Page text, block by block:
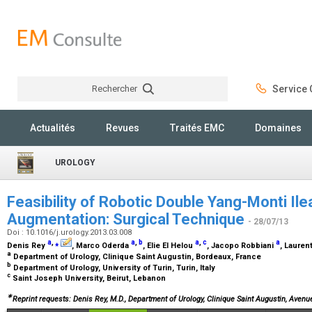
Rechercher Service
Actualités Revues Traités EMC Domaines
UROLOGY
Feasibility of Robotic Double Yang-Monti
Augmentation: Surgical Technique - 28/07/13
Doi : 10.1016/j.urology.2013.03.008
Denis Rey a,⁎ , Marco Oderda a, b, Elie El Helou a,c, Jacopo Robbiani a,
a Department of Urology, Clinique Saint Augustin, Bordeaux, France
b Department of Urology, University of Turin, Turin, Italy
c Saint Joseph University, Beirut, Lebanon
∗Reprint requests: Denis Rey, M.D., Department of Urology, Clinique Saint Augustin,